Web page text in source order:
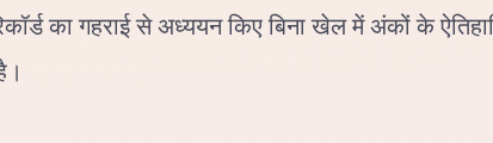
का गहराई से अध्ययन किए बिना खेल में अंकों के